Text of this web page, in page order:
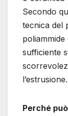
Secondo
tecnica del
sufficiente
l’estrusione.
Perché